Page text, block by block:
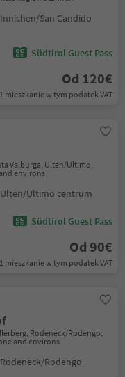
San Candido
Südtirol Guest Pass
Od 120€
mieszkanie w tym podatek VAT
Valburga, Ulten/Ultimo,
environs
Ultimo centrum
Südtirol Guest Pass
Od 90€
mieszkanie w tym podatek VAT
Rodeneck/Rodengo,
and environs
Rodengo